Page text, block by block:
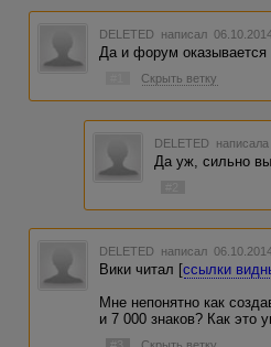
DELETED написал
Да и форум
Скрыть ветку
DELETED
Да уж, сильно
DELETED написал
Вики читал [ссылки
Мне непонятно как
и 7 000 знаков? Как это